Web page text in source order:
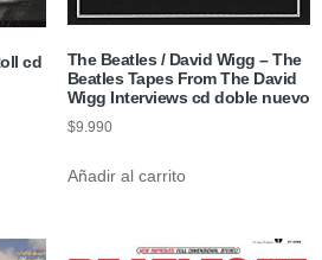
cd
The Beatles / David Wigg – The
Beatles Tapes From The David
Wigg Interviews cd doble nuevo
$9.990
Añadir al carrito